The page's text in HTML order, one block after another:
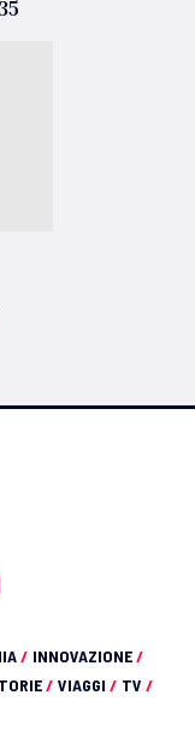
/ INNOVAZIONE/
/ VIAGGI / TV /